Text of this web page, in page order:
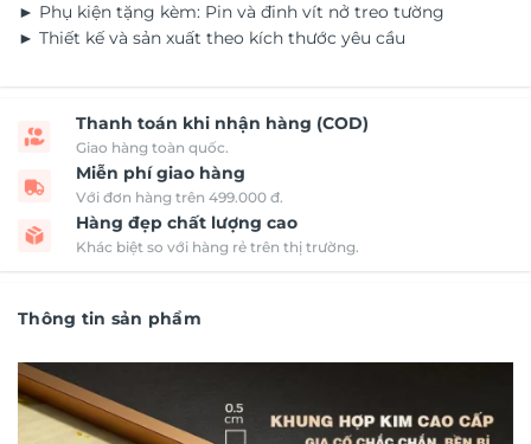
► Phụ kiện tặng kèm: Pin và đinh vít nở treo tường
► Thiết kế và sản xuất theo kích thước yêu cầu
Thanh toán khi nhận hàng (COD)
Giao hàng toàn quốc.
Miễn phí giao hàng
Với đơn hàng trên 499.000 đ.
Hàng đẹp chất lượng cao
Khác biệt so với hàng rẻ trên thị trường.
Thông tin sản phẩm